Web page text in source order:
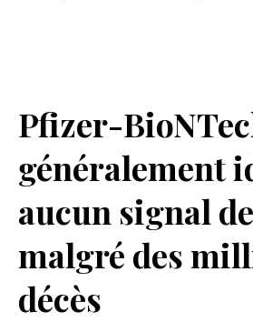
Pfizer-
généralement
aucun signal
malgré des
décès